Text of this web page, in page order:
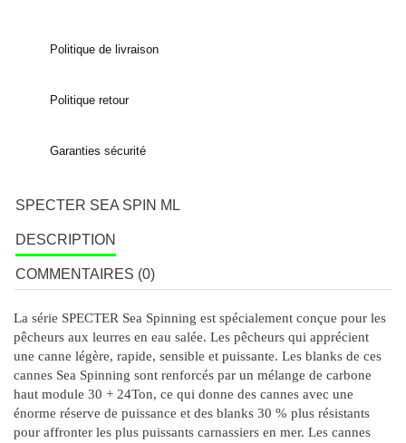
Politique de livraison
Politique retour
Garanties sécurité
SPECTER SEA SPIN ML
DESCRIPTION
COMMENTAIRES (0)
La série SPECTER Sea Spinning est spécialement conçue pour les
pêcheurs aux leurres en eau salée. Les pêcheurs qui apprécient
une canne légère, rapide, sensible et puissante. Les blanks de ces
cannes Sea Spinning sont renforcés par un mélange de carbone
haut module 30 + 24Ton, ce qui donne des cannes avec une
énorme réserve de puissance et des blanks 30 % plus résistants
pour affronter les plus puissants carnassiers en mer. Les cannes